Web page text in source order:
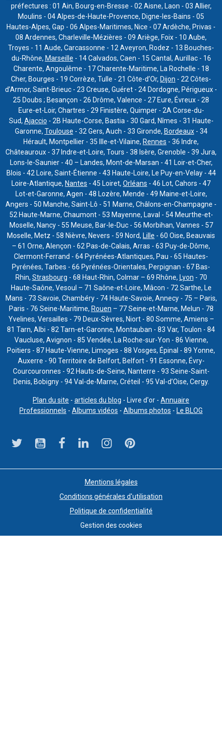
préfectures : 01 Ain, Bourg-en-Bresse - 02 Aisne, Laon - 03 Allier,
Moulins - 04 Alpes-de-Haute-Provence, Digne-les-Bains - 05
Hautes-Alpes, Gap - 06 Alpes-Maritimes, Nice - 07 Ardèche, Privas -
08 Ardennes, Charleville-Mézières - 09 Ariège, Foix - 10 Aube,
Troyes - 11 Aude, Carcassonne - 12 Aveyron, Rodez - 13 Bouches-
du-Rhône, Marseille - 14 Calvados, Caen - 15 Cantal, Aurillac - 16
Charente, Angoulême - 17 Charente-Maritime, La Rochelle - 18
Cher, Bourges - 19 Corrèze, Tulle - 21 Côte-d’Or, Dijon - 22 Côtes-
d’Armor, Saint-Brieuc - 23 Creuse, Guéret - 24 Dordogne, Périgueux -
25 Doubs ; Besançon - 26 Drôme, Valence - 27 Eure, Évreux - 28
Eure-et-Loir, Chartres - 29 Finistère, Quimper - 2A Corse-du-
Sud, Ajaccio - 2B Haute-Corse, Bastia - 30 Gard, Nîmes - 31 Haute-
Garonne, Toulouse - 32 Gers, Auch - 33 Gironde, Bordeaux- 34
Hérault, Montpellier - 35 Ille-et-Vilaine, Rennes - 36 Indre,
Châteauroux - 37 Indre-et-Loire, Tours - 38 Isère, Grenoble - 39 Jura,
Lons-le-Saunier - 40 – Landes, Mont-de-Marsan - 41 Loir-et-Cher,
Blois - 42 Loire, Saint-Étienne - 43 Haute-Loire, Le Puy-en-Velay - 44
Loire-Atlantique, Nantes - 45 Loiret, Orléans - 46 Lot, Cahors - 47
Lot-et-Garonne, Agen - 48 Lozère, Mende - 49 Maine-et-Loire,
Angers - 50 Manche, Saint-Lô - 51 Marne, Châlons-en-Champagne -
52 Haute-Marne, Chaumont - 53 Mayenne, Laval - 54 Meurthe-et-
Moselle, Nancy - 55 Meuse, Bar-le-Duc - 56 Morbihan, Vannes - 57
Moselle, Metz - 58 Nièvre, Nevers - 59 Nord, Lille - 60 Oise, Beauvais
– 61 Orne, Alençon - 62 Pas-de-Calais, Arras - 63 Puy-de-Dôme,
Clermont-Ferrand - 64 Pyrénées-Atlantiques, Pau - 65 Hautes-
Pyrénées, Tarbes - 66 Pyrénées-Orientales, Perpignan - 67 Bas-
Rhin, Strasbourg - 68 Haut-Rhin, Colmar – 69 Rhône, Lyon - 70
Haute-Saône, Vesoul – 71 Saône-et-Loire, Mâcon - 72 Sarthe, Le
Mans - 73 Savoie, Chambéry - 74 Haute-Savoie, Annecy - 75 – Paris,
Paris - 76 Seine-Maritime, Rouen – 77 Seine-et-Marne, Melun - 78
Yvelines, Versailles - 79 Deux-Sèvres, Niort - 80 Somme, Amiens –
81 Tarn, Albi - 82 Tarn-et-Garonne, Montauban - 83 Var, Toulon - 84
Vaucluse, Avignon - 85 Vendée, La Roche-sur-Yon - 86 Vienne,
Poitiers - 87 Haute-Vienne, Limoges - 88 Vosges, Épinal - 89 Yonne,
Auxerre - 90 Territoire de Belfort, Belfort - 91 Essonne, Évry-
Courcouronnes - 92 Hauts-de-Seine, Nanterre - 93 Seine-Saint-
Denis, Bobigny - 94 Val-de-Marne, Créteil - 95 Val-d’Oise, Cergy.
Plan du site - articles du blog - Livre d'or - Annuaire
Professionnels - Albums vidéos - Albums photos - Le BLOG
Mentions légales
Conditions générales d'utilisation
Politique de confidentialité
Gestion des cookies